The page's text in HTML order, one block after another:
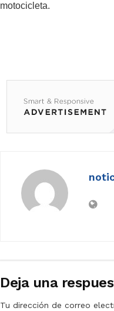
motocicleta.
Deja una
Tu dirección de correo